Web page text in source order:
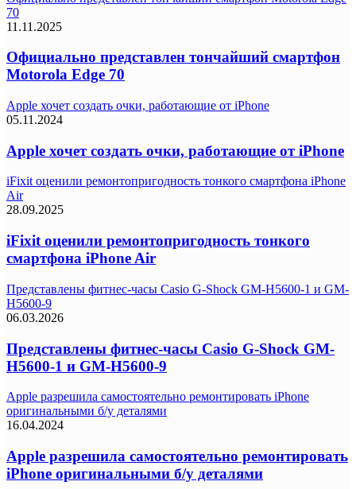
70
11.11.2025
Официально представлен тончайший смартфон
Motorola Edge 70
Apple хочет создать очки, работающие от iPhone
05.11.2024
Apple хочет создать очки, работающие от iPhone
iFixit оценили ремонтопригодность тонкого смартфона iPhone
Air
28.09.2025
iFixit оценили ремонтопригодность тонкого
смартфона iPhone Air
Представлены фитнес-часы Casio G-Shock GM-H5600-1 и GM-
H5600-9
06.03.2026
Представлены фитнес-часы Casio G-Shock GM-
H5600-1 и GM-H5600-9
Apple разрешила самостоятельно ремонтировать iPhone
оригинальными б/у деталями
16.04.2024
Apple разрешила самостоятельно ремонтировать
iPhone оригинальными б/у деталями